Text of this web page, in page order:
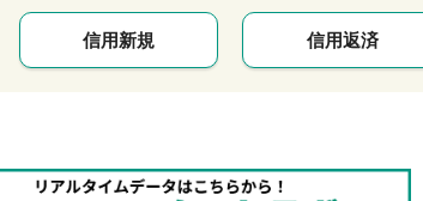
信用新規 信用返済